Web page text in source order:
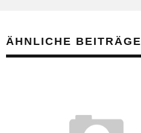
ÄHNLICHE BEITRÄGE